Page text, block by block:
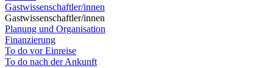
Gastwissenschaftler/innen
Gastwissenschaftler/innen
Planung und Organisation
Finanzierung
To do vor Einreise
To do nach der Ankunft